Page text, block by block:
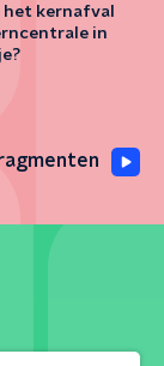
kernafval
in